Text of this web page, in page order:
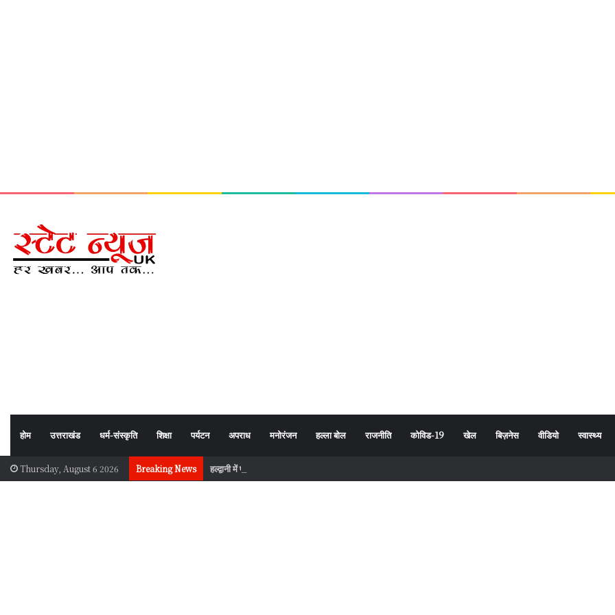
होम उत्तराखंड धर्म-संस्कृति शिक्षा पर्यटन अपराध मनोरंजन हल्ला बोल राजनीति कोविड-19 खेल बिज़नेस वीडियो स्वास्थ्य
Thursday, August 6 2026 Breaking News हल्द्वानी में पौधारोपण अभियान, पर्यावरण संरक्षण का दिया संदेश